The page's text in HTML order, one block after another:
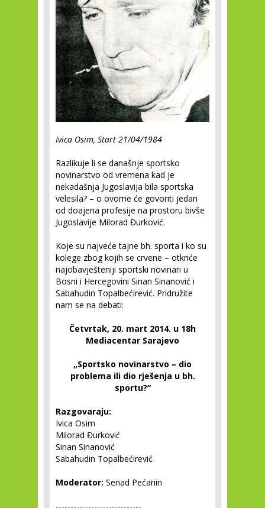
Ivica Osim, Start 21/04/1984
Razlikuje li se današnje sportsko
novinarstvo od vremena kad je
nekadašnja Jugoslavija bila sportska
velesila? – o ovome će govoriti jedan
od doajena profesije na prostoru bivše
Jugoslavije Milorad Đurković.
Koje su najveće tajne bh. sporta i ko su
kolege zbog kojih se crvene – otkriće
najobavješteniji sportski novinari u
Bosni i Hercegovini Sinan Sinanović i
Sabahudin Topalbećirević. Pridružite
nam se na debati:
Četvrtak, 20. mart 2014. u 18h
Mediacentar Sarajevo
„Sportsko novinarstvo – dio
problema ili dio rješenja u bh.
sportu?“
Razgovaraju:
Ivica Osim
Milorad Đurković
Sinan Sinanović
Sabahudin Topalbećirević
Moderator: Senad Pećanin